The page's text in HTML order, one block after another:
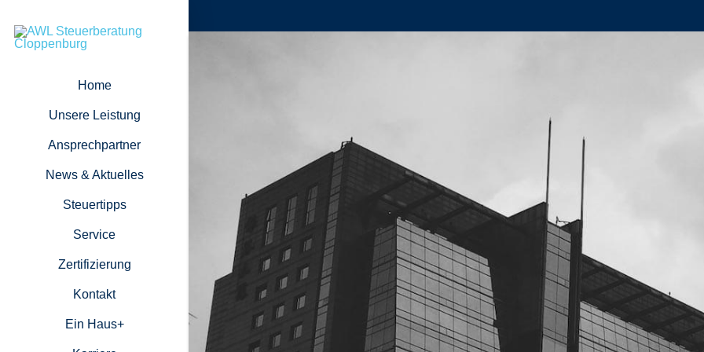
Home
Unsere Leistung
Ansprechpartner
News & Aktuelles
Steuertipps
Service
Zertifizierung
Kontakt
Ein Haus+